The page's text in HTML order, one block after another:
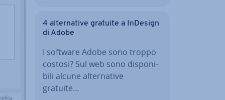
4 al­ter­na­ti­ve gratuite a InDesign
di Adobe
I software Adobe sono troppo
costosi? Sul web sono di­spo­ni­
bi­li alcune al­ter­na­ti­ve
gratuite…